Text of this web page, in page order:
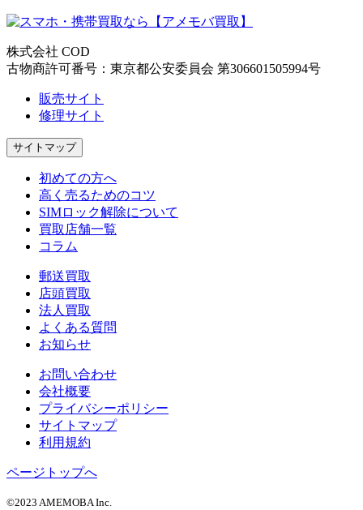
株式会社 COD
古物商許可番号：東京都公安委員会 第306601505994号
販売サイト
修理サイト
サイトマップ
初めての方へ
高く売るためのコツ
SIMロック解除について
買取店舗一覧
コラム
郵送買取
店頭買取
法人買取
よくある質問
お知らせ
お問い合わせ
会社概要
プライバシーポリシー
サイトマップ
利用規約
ページトップへ
©2023 AMEMOBA Inc.